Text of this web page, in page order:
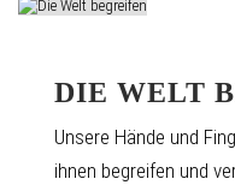
DIE WELT
Unsere Hände und
ihnen begreifen und